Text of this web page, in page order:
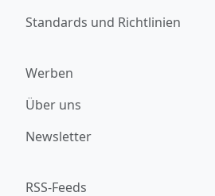
Standards und Richtlinien
Werben
Über uns
Newsletter
RSS-Feeds